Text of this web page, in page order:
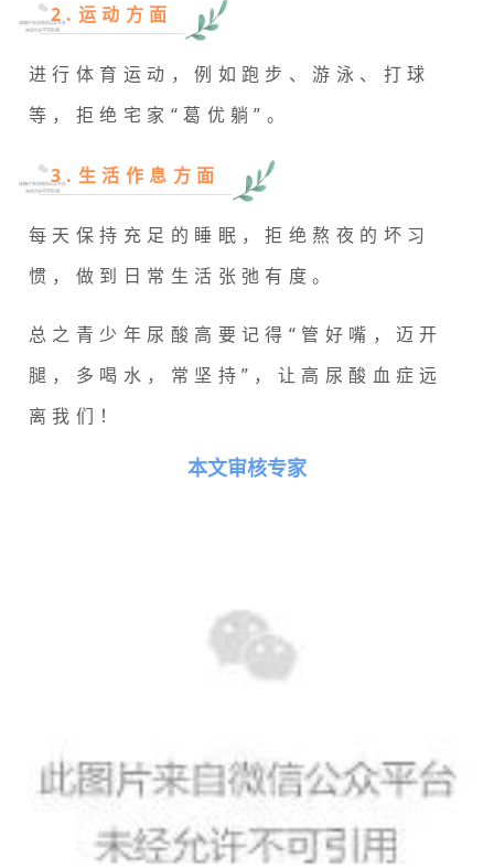
2.运动方面
进行体育运动，例如跑步、游泳、打球
等，拒绝宅家“葛优躺”。
3.生活作息方面
每天保持充足的睡眠，拒绝熬夜的坏习
惯，做到日常生活张弛有度。
总之青少年尿酸高要记得“管好嘴，迈开
腿，多喝水，常坚持”，让高尿酸血症远
离我们！
本文审核专家